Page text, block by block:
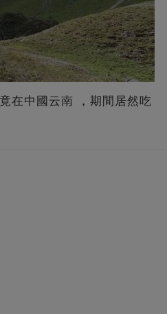
在中國云南 ，期間居然吃